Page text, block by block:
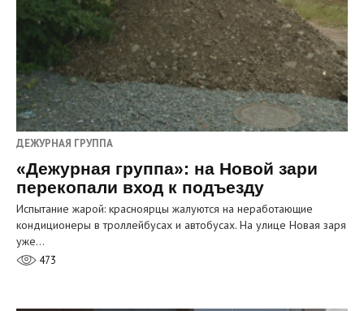
ДЕЖУРНАЯ ГРУППА
«Дежурная группа»: на Новой зари
перекопали вход к подъезду
Испытание жарой: красноярцы жалуются на неработающие
кондиционеры в троллейбусах и автобусах. На улице Новая заря
уже…
473